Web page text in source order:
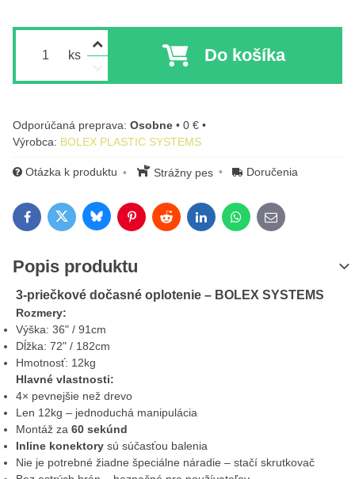
ks Do košíka
Osobne • 0 € •
Výrobca: BOLEX PLASTIC SYSTEMS
Otázka k produktu Strážny pes Doručenia
FacebookTwitterBlueskyPinterestRedditLinkedInWhatsApp
E-mail
Popis produktu
3-priečkové dočasné oplotenie – BOLEX SYSTEMS
Rozmery:
Výška: 36" / 91cm
Dĺžka: 72" / 182cm
Hmotnosť: 12kg
Hlavné vlastnosti:
4× pevnejšie než drevo
Len 12kg – jednoduchá manipulácia
Montáž za 60 sekúnd
Inline konektory sú súčasťou balenia
Nie je potrebné žiadne špeciálne náradie – stačí skrutkovač